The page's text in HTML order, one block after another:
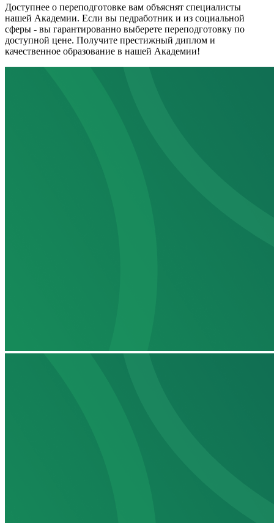
Доступнее о переподготовке вам объяснят специалисты
нашей Академии. Если вы педработник и из социальной
сферы - вы гарантированно выберете переподготовку по
доступной цене. Получите престижный диплом и
качественное образование в нашей Академии!